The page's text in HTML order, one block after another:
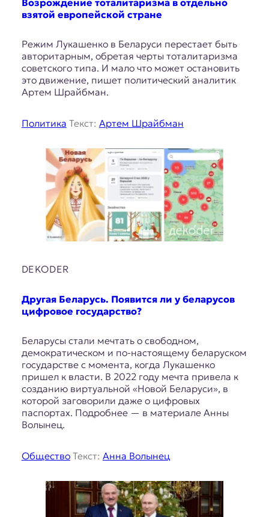
взятой европейской стране
Режим Лукашенко в Беларуси перестает быть
авторитарным, обретая черты тоталитаризма
советского типа. И мало что может остановить
это движение, пишет политический аналитик
Артем Шрайбман.
Политика Текст: Артем Шрайбман
DEKODER
Другая Беларусь. Появится ли у беларусов
цифровое государство?
Беларусы стали мечтать о свободном,
демократическом и по-настоящему беларуском
государстве с момента, когда Лукашенко
пришел к власти. В 2022 году мечта привела к
созданию виртуальной «Новой Беларуси», в
которой заговорили даже о цифровых
паспортах. Подробнее — в материале Анны
Волынец.
ОбществоТекст: Анна Волынец